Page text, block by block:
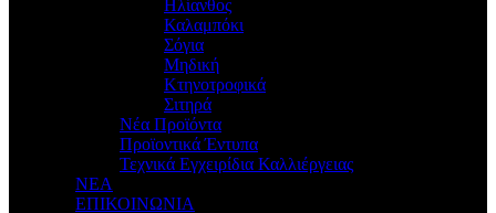
Ηλίανθος
Καλαμπόκι
Σόγια
Μηδική
Κτηνοτροφικά
Σιτηρά
Νέα Προϊόντα
Προϊοντικά Έντυπα
Τεχνικά Εγχειρίδια Καλλιέργειας
ΝΕΑ
ΕΠΙΚΟΙΝΩΝΙΑ